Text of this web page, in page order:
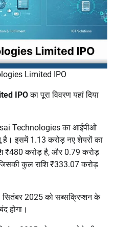
Limited IPO
IPOका पूरा विवरण यहां दिया
Technologies का आईपीओ
है। इसमें 1.13 करोड़ नए शेयरों का
₹480 करोड़ है, और 0.79 करोड़
कुल राशि ₹333.07 करोड़
2025 को सब्सक्रिप्शन के
होगा।